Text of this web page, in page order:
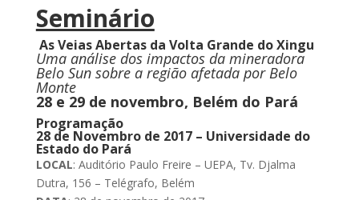
Seminário
As Veias Abertas da Volta Grande do Xingu
Uma análise dos impactos da mineradora
Belo Sun sobre a região afetada por Belo
Monte
28 e 29 de novembro, Belém do Pará
Programação
28 de Novembro de 2017 – Universidade do
Estado do Pará
LOCAL: Auditório Paulo Freire – UEPA, Tv. Djalma
Dutra, 156 – Telégrafo, Belém